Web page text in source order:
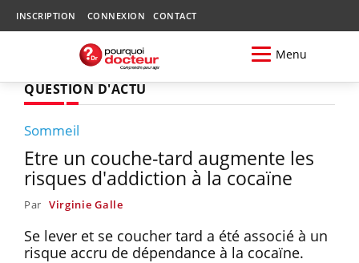
INSCRIPTION CONNEXION CONTACT
Menu
QUESTION D'ACTU
Sommeil
Etre un couche-tard augmente les
risques d'addiction à la cocaïne
Par Virginie Galle
Se lever et se coucher tard a été associé à un
risque accru de dépendance à la cocaïne.